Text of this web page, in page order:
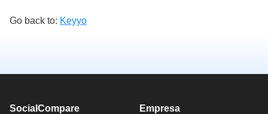
Go back to: Keyyo
SocialCompare Empresa